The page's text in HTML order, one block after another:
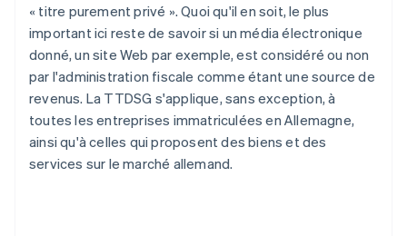
« titre purement privé ». Quoi qu'il en soit, le plus
important ici reste de savoir si un média électronique
donné, un site Web par exemple, est considéré ou non
par l'administration fiscale comme étant une source de
revenus. La TTDSG s'applique, sans exception, à
toutes les entreprises immatriculées en Allemagne,
ainsi qu'à celles qui proposent des biens et des
services sur le marché allemand.